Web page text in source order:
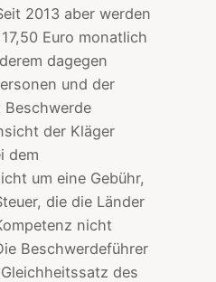
2013 aber werden
Euro monatlich
dagegen
und der
Beschwerde
der Kläger
dem
um eine Gebühr,
die die Länder
nicht
Beschwerdeführer
des